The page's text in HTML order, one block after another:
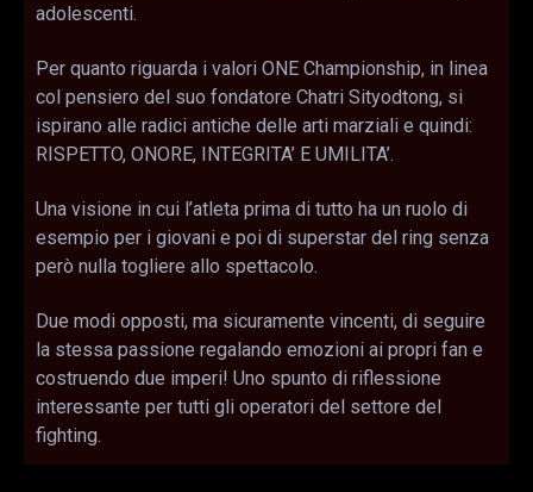
adolescenti.
Per quanto riguarda i valori ONE Championship, in linea
col pensiero del suo fondatore Chatri Sityodtong, si
ispirano alle radici antiche delle arti marziali e quindi:
RISPETTO, ONORE, INTEGRITA’ E UMILITA’.
Una visione in cui l’atleta prima di tutto ha un ruolo di
esempio per i giovani e poi di superstar del ring senza
però nulla togliere allo spettacolo.
Due modi opposti, ma sicuramente vincenti, di seguire
la stessa passione regalando emozioni ai propri fan e
costruendo due imperi! Uno spunto di riflessione
interessante per tutti gli operatori del settore del
fighting.